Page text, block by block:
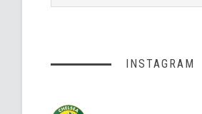
INSTAGRAM